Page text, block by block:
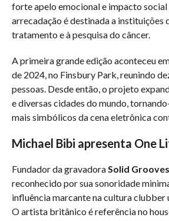
forte apelo emocional e impacto social
arrecadação é destinada a instituições
tratamento e à pesquisa do câncer.
A primeira grande edição aconteceu
de 2024, no Finsbury Park, reunindo
pessoas. Desde então, o projeto
e diversas cidades do mundo,
mais simbólicos da cena eletrônica
Michael Bibi apresenta One
Fundador da gravadoraSolid Grooves
reconhecido por sua sonoridade
influência marcante na cultura
O artista britânico é referência no